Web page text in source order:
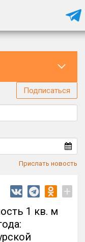
Подписаться
Прислать новость
+
1 кв. м